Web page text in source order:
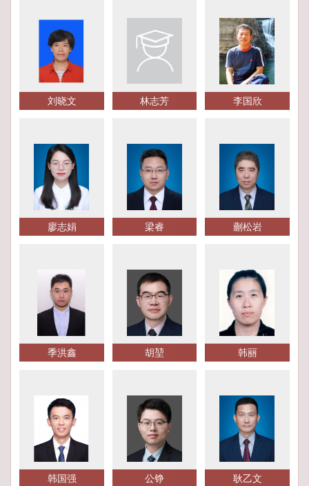
刘晓文 林志芳 李国欣
廖志娟 梁睿 蒯松岩
季洪鑫 胡堃 韩丽
韩国强 公铮 耿乙文